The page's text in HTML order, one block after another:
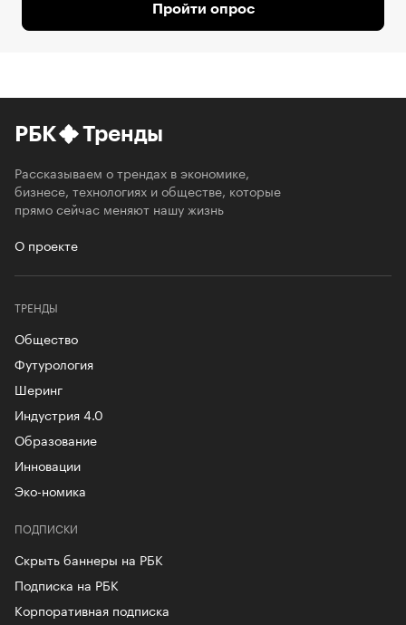
Пройти опрос
РБК Тренды
Рассказываем о трендах в экономике,
бизнесе, технологиях и обществе, которые
прямо сейчас меняют нашу жизнь
О проекте
ТРЕНДЫ
Общество
Футурология
Шеринг
Индустрия 4.0
Образование
Инновации
Эко-номика
ПОДПИСКИ
Скрыть баннеры на РБК
Подписка на РБК
Корпоративная подписка